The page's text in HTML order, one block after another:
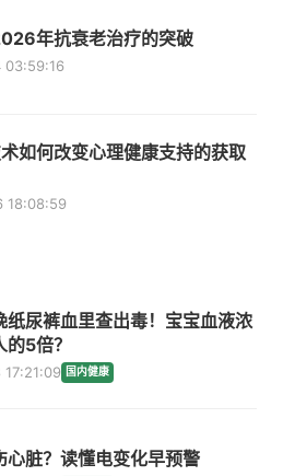
年抗衰老治疗的突破
如何改变心理健康支持的获取
18:08:59
纸尿裤血里查出毒！宝宝血液浓
5倍？
国内健康
心脏？读懂电变化早预警